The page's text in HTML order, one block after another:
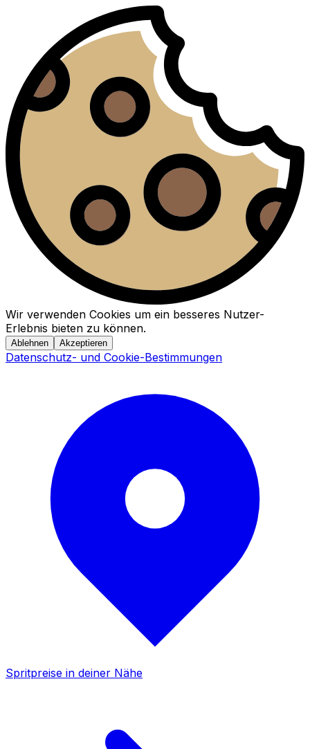
Wir verwenden Cookies um ein besseres Nutzer-
Erlebnis bieten zu können.
Ablehnen Akzeptieren
Datenschutz- und Cookie-Bestimmungen
Spritpreise in deiner Nähe